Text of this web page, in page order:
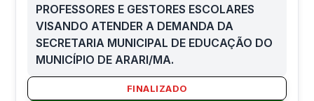
PROFESSORES E GESTORES ESCOLARES
VISANDO ATENDER A DEMANDA DA
SECRETARIA MUNICIPAL DE EDUCAÇÃO DO
MUNICÍPIO DE ARARI/MA.
FINALIZADO